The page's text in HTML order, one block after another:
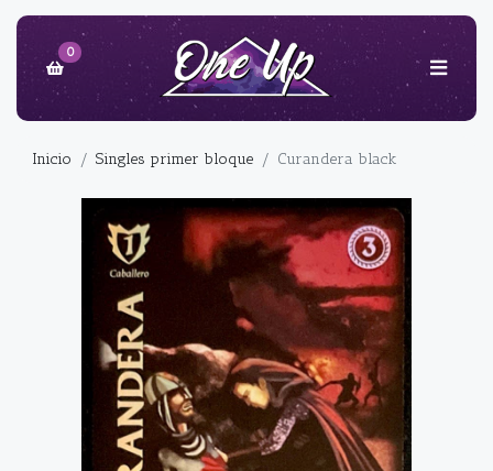
0
Inicio Singles primer bloque Curandera black